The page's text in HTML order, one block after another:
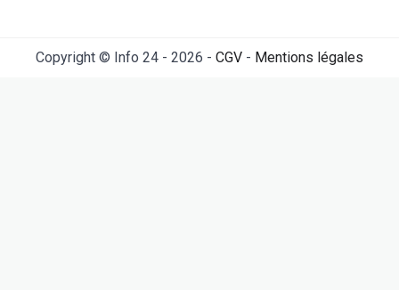
Copyright © Info 24 - 2026 - CGV - Mentions légales